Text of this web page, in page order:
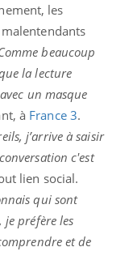
les
beaucoup
la lecture
un masque
à France 3.
j’arrive à saisir
c'est
lien social.
qui sont
je préfère les
et de